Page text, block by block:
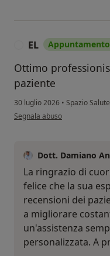
EL
Ottimo
paziente
30 luglio 2026 • Spazio
secondo l'opinione dell'utente
Segnala abuso
Dott. Damiano
La ringrazio di
felice che la sua
recensioni dei
a migliorare
un'assistenza
personalizzata. A